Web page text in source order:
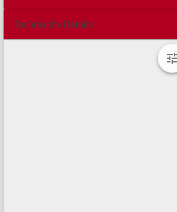
Technische Details